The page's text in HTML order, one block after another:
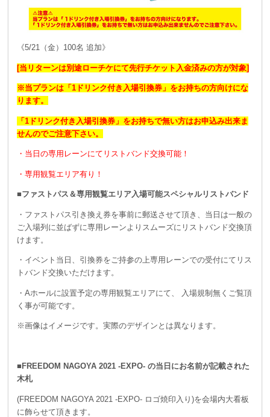
《5/21（金）100名 追加》
[当リターンは別途ローチケにて先行チケット入金済みの方が対象]
※当プランは「1ドリンク付き入場引換券」をお持ちの方向けにな
ります。
「1ドリンク付き入場引換券」をお持ちで無い方はお申込み出来ま
せんのでご注意下さい。
・当日の専用レーンにてリストバンド交換可能！
・専用観覧エリア有り！
■ファストパス＆専用観覧エリア入場可能スペシャルリストバンド
・ファストパス引き換え券を事前に郵送させて頂き、当日は一般の
ご入場列に並ばずに専用レーンよりスムーズにリストバンド交換頂
けます。
・イベント当日、引換券をご持参の上専用レーンでの受付にてリス
トバンド交換いただけます。
・Aホールに設置予定の専用観覧エリアにて、 入場規制無くご覧頂
く事が可能です。
※画像はイメージです。実際のデザインとは異なります。
■FREEDOM NAGOYA 2021 -EXPO- の当日にお名前が記載された
木札
(FREEDOM NAGOYA 2021 -EXPO- ロゴ焼印入り)を会場内大看板
に飾らせて頂きます。